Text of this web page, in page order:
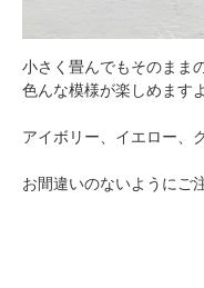
小さく畳んでもそのまま
色んな模様が楽しめます
アイボリー、イエロー、
お間違いのないようにご